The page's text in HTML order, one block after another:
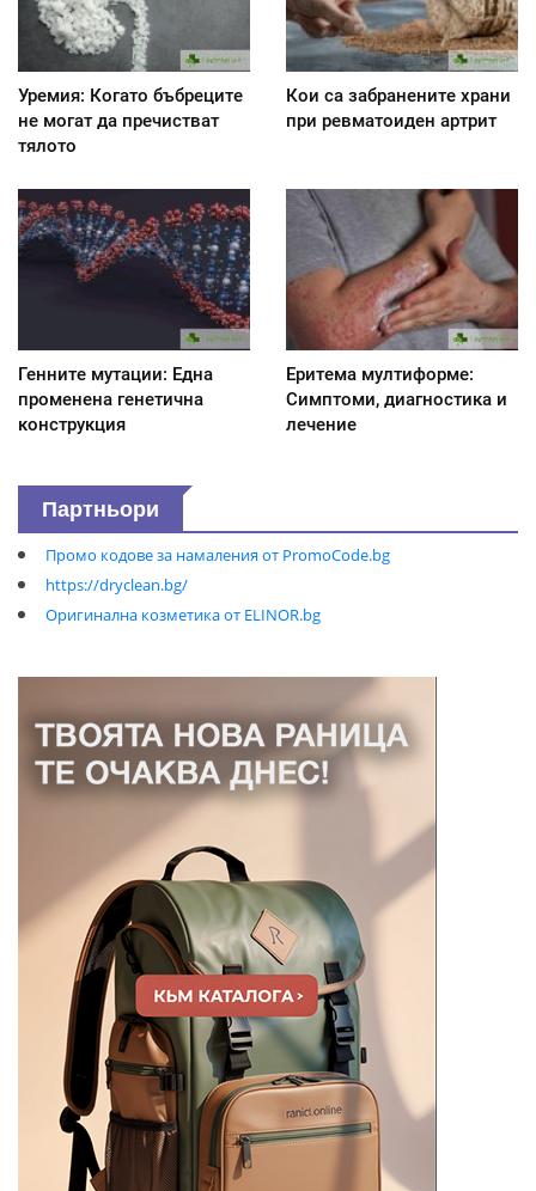
Уремия: Когато бъбреците
не могат да пречистват
тялото
Кои са забранените храни
при ревматоиден артрит
Генните мутации: Една
променена генетична
конструкция
Еритема мултиформе:
Симптоми, диагностика и
лечение
Партньори
Промо кодове за намаления от PromoCode.bg
https://dryclean.bg/
Оригинална козметика от ELINOR.bg